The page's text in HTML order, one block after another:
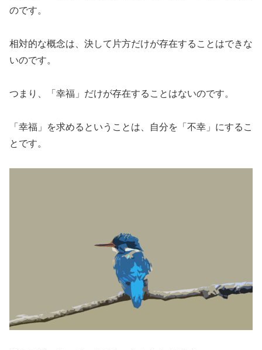
のです。
相対的な概念は、決して片方だけが存在することはできな
いのです。
つまり、「幸福」だけが存在することはないのです。
「幸福」を求めるということは、自分を「不幸」にするこ
とです。